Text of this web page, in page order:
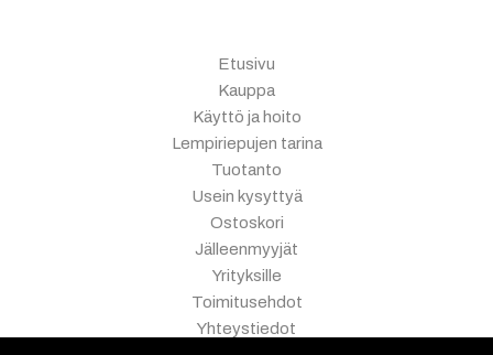
Etusivu
Kauppa
Käyttö ja hoito
Lempiriepujen tarina
Tuotanto
Usein kysyttyä
Ostoskori
Jälleenmyyjät
Yrityksille
Toimitusehdot
Yhteystiedot